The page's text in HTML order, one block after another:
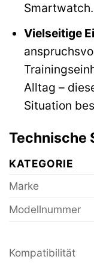
Smartwatch.
Vielseitige
Alltag –
Situation
Technische
KATEGORIE
Marke
Modellnummer
Kompatibilität